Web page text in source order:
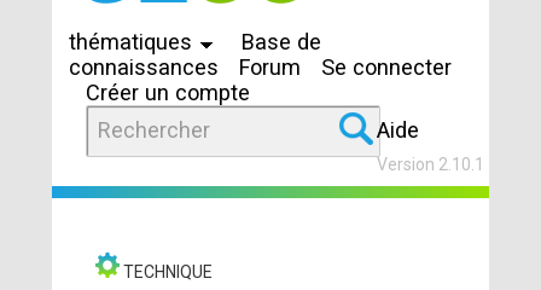
thématiques
Base de
connaissances
Forum
Se connecter
Créer un compte
Aide
Version 2.10.1
TECHNIQUE